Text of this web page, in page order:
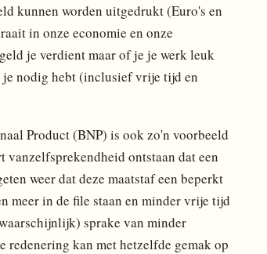
kunnen worden uitgedrukt (Euro's en
in onze economie en onze
je verdient maar of je je werk leuk
nodig hebt (inclusief vrije tijd en
Product (BNP) is ook zo'n voorbeeld
vanzelfsprekendheid ontstaan dat een
weer dat deze maatstaf een beperkt
meer in de file staan en minder vrije tijd
sprake van minder
redenering kan met hetzelfde gemak op